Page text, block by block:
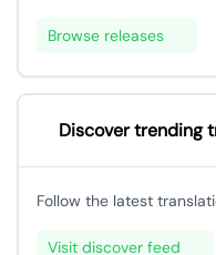
Browse releases
Discover trending
Follow the latest
Visit discover feed